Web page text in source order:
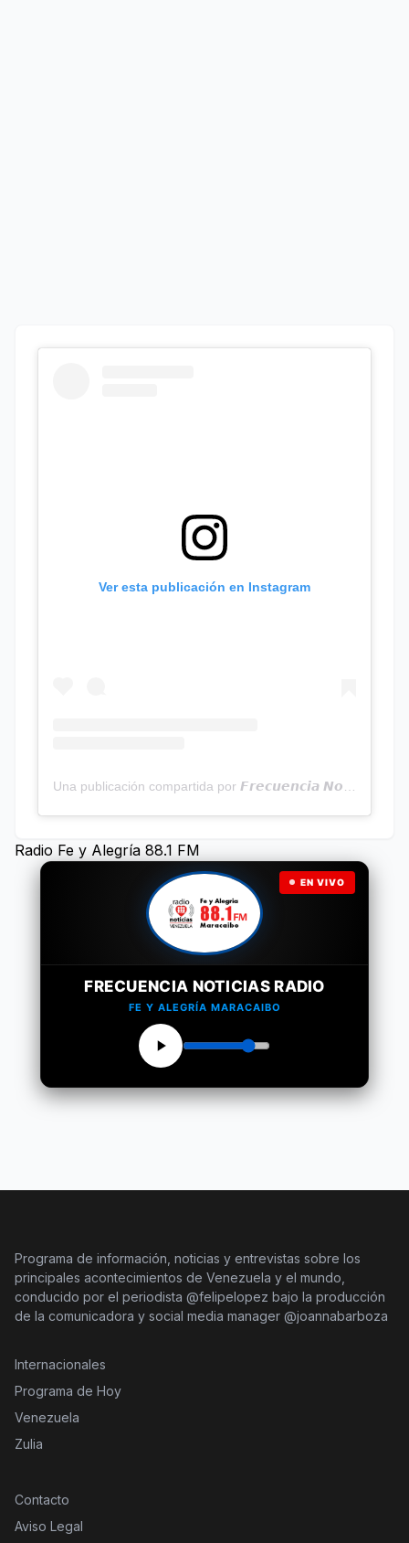
Ver esta publicación en Instagram
Radio Fe y Alegría 88.1 FM
EN VIVO
FRECUENCIA NOTICIAS RADIO
FE Y ALEGRÍA MARACAIBO
Programa de información, noticias y entrevistas sobre los
principales acontecimientos de Venezuela y el mundo,
conducido por el periodista @felipelopez bajo la producción
de la comunicadora y social media manager @joannabarboza
Internacionales
Programa de Hoy
Venezuela
Zulia
Contacto
Aviso Legal